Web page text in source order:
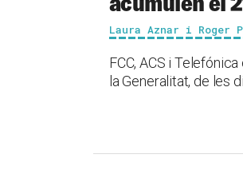
Laura Aznar i Roger
FCC, ACS i
la Generalitat, de les